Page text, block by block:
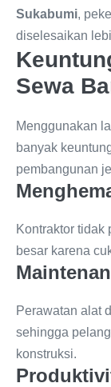
Sukabumi,
diselesaikan
Sewa
Menggunakan
banyak
pembangunan
Kontraktor tidak
besar karena
Perawatan alat
sehingga
konstruksi.